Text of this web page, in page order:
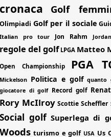
cronaca
Golf
Olimpiadi Golf per il sociale
Italian pro tour Jon Rahm
regole del golf LPGA Matteo
Open Championship PGA
Mickelson Politica e golf quanto
giocatore di golf Record golf
Rory McIlroy Scottie Scheffler
Social golf Superlega di
Woods turismo e golf USA Us